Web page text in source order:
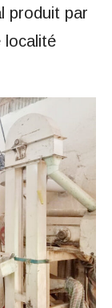
produit par
localité